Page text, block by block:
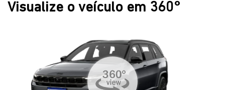
Visualize o veículo em 360°